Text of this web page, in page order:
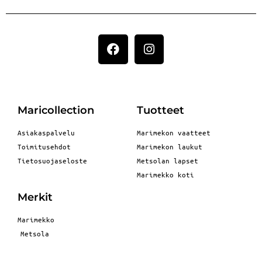
Maricollection
Asiakaspalvelu
Toimitusehdot
Tietosuojaseloste
Tuotteet
Marimekon vaatteet
Marimekon laukut
Metsolan lapset
Marimekko koti
Merkit
Marimekko
Metsola